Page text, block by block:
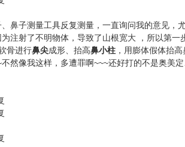
子测量工具反复测量，一直询问我的意见，
注射了不明物体，导致了山根宽大 ，所以第一
骨进行鼻尖成形、抬高鼻小柱 ，用膨体假体抬
然像我这样，多遭罪啊~~~还好打的不是奥美